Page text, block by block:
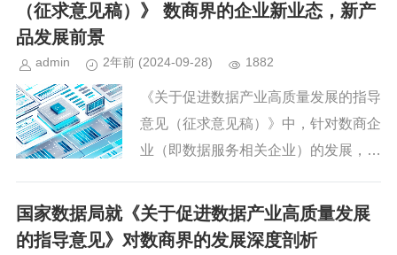
（征求意见稿）》 数商界的企业新业态，新产
品发展前景
admin 2年前 (2024-09-28) 1882
《关于促进数据产业高质量发展的指导
意见（征求意见稿）》中，针对数商企
业（即数据服务相关企业）的发展，提
创新举措，旨在促进数据产业的高质量
发展。以下是对这些新业态、新产...
国家数据局就《关于促进数据产业高质量发展
的指导意见》对数商界的发展深度剖析